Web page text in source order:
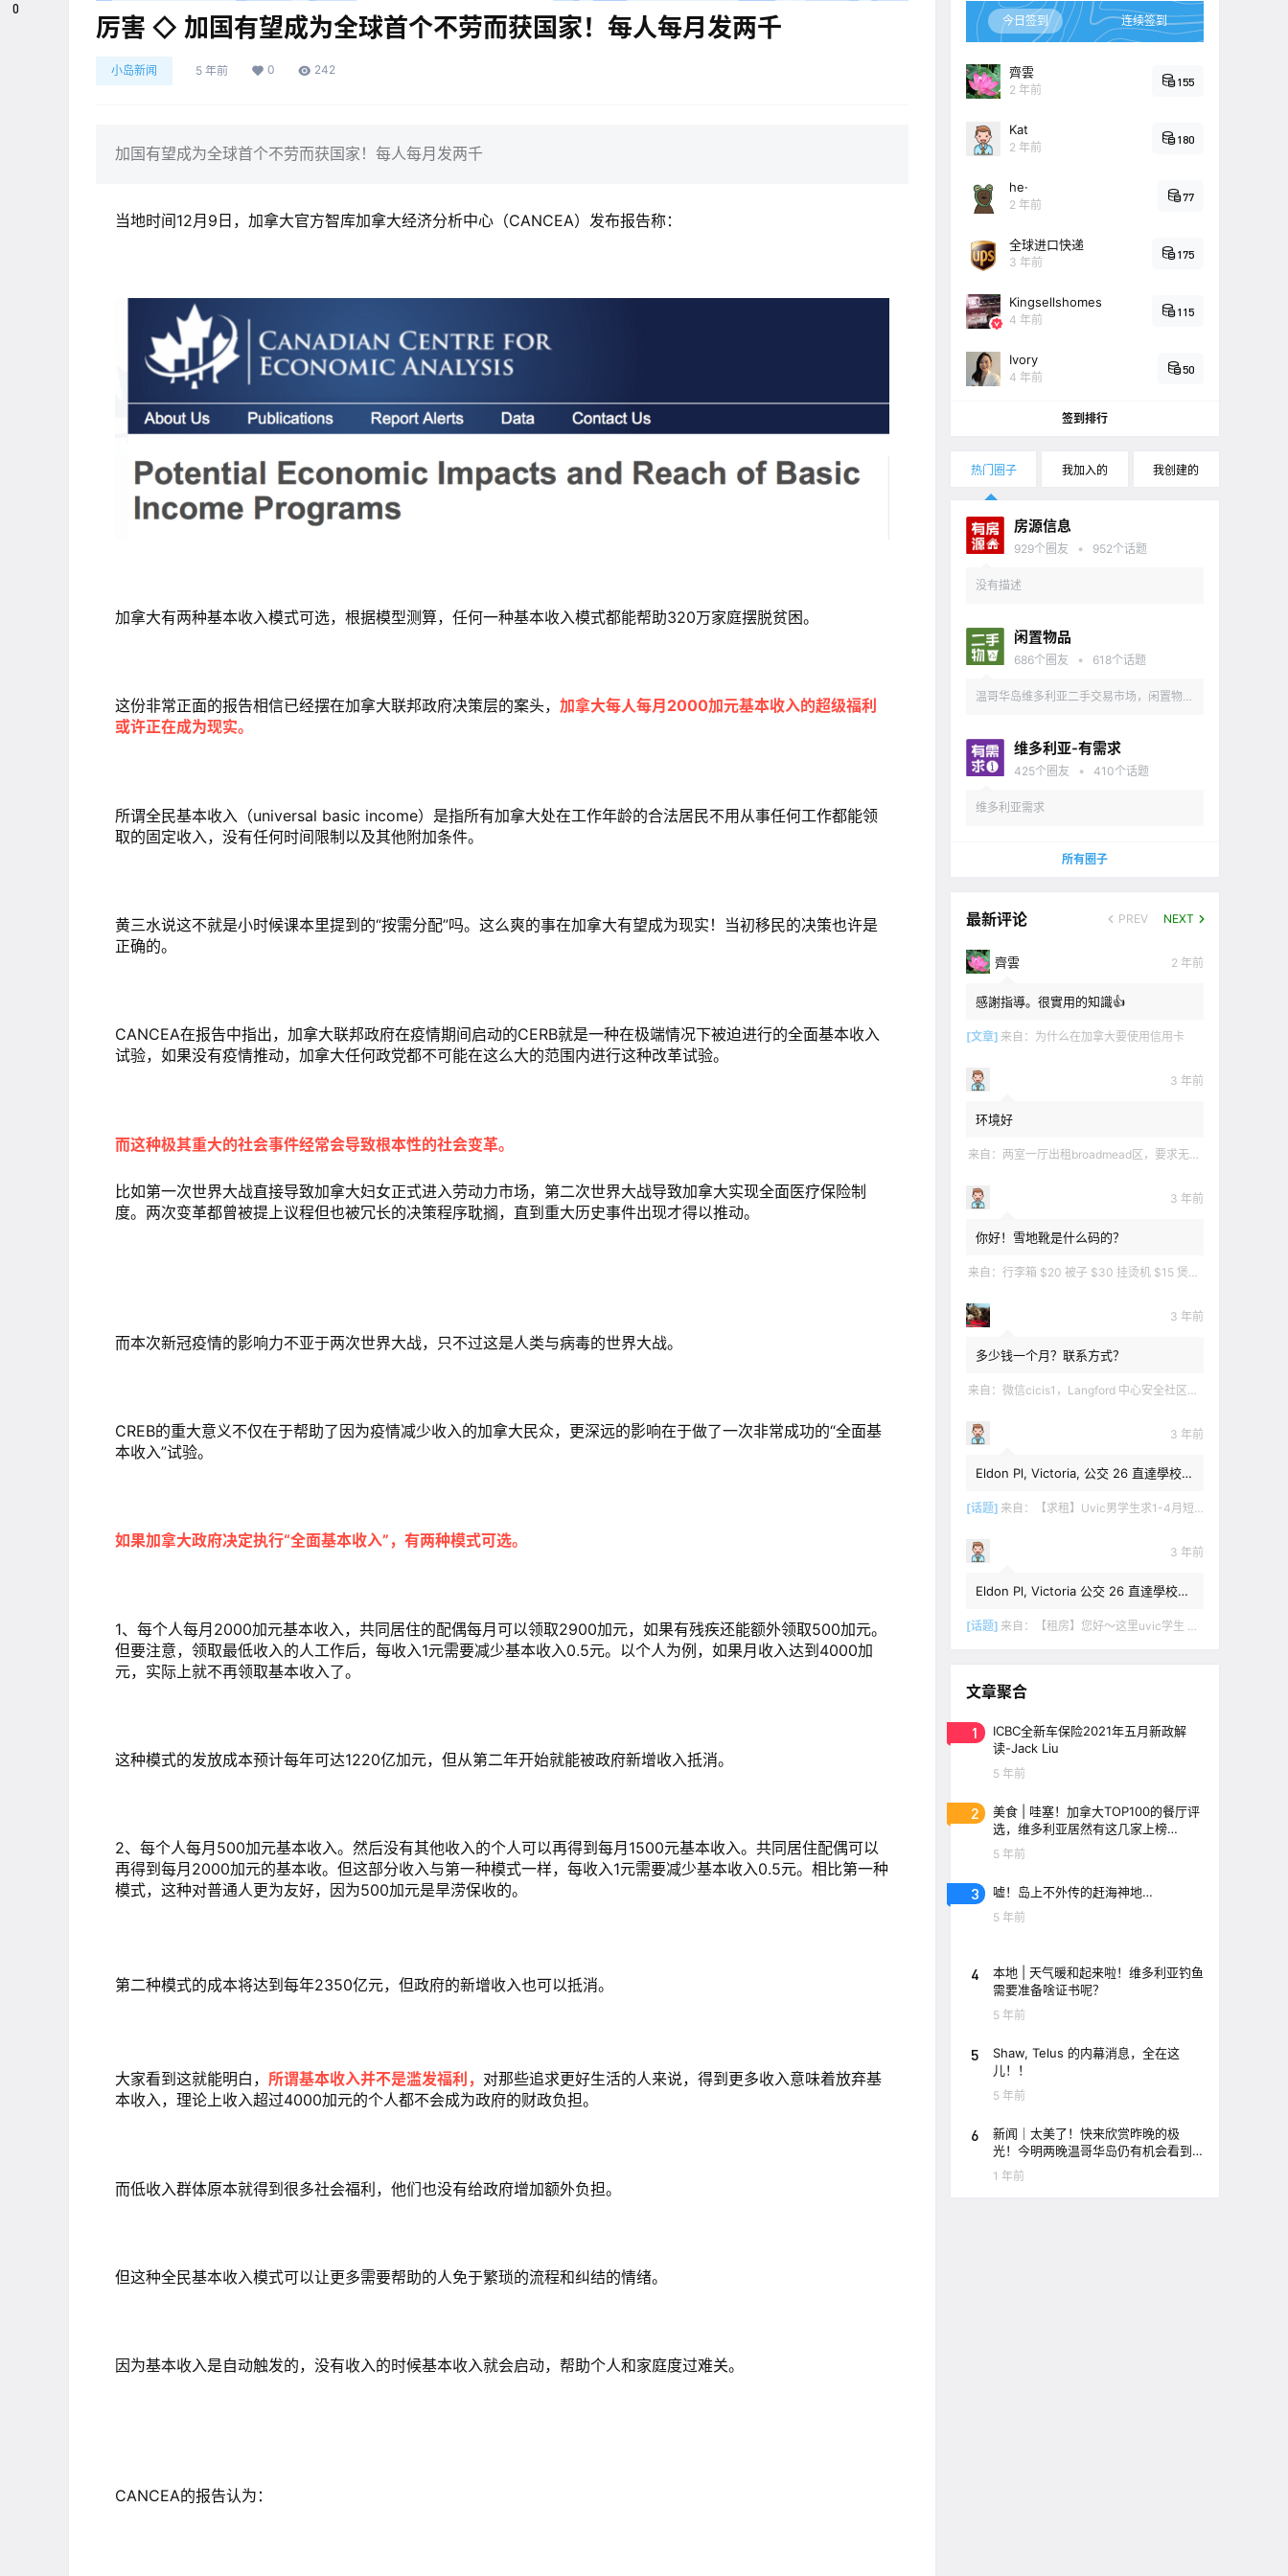
厉害 ◇ 加国有望成为全球首个不劳而获国家！每人每月发两千
小岛新闻 5 年前 0 242
加国有望成为全球首个不劳而获国家！每人每月发两千
当地时间12月9日，加拿大官方智库加拿大经济分析中心（CANCEA）发布报告称：
加拿大有两种基本收入模式可选，根据模型测算，任何一种基本收入模式都能帮助320万家庭摆脱贫困。
这份非常正面的报告相信已经摆在加拿大联邦政府决策层的案头， 加拿大每人每月2000加元基本收入的超级福利
或许正在成为现实。
所谓全民基本收入（universal basic income）是指所有加拿大处在工作年龄的合法居民不用从事任何工作都能领
取的固定收入，没有任何时间限制以及其他附加条件。
黄三水说这不就是小时候课本里提到的“按需分配”吗。这么爽的事在加拿大有望成为现实！当初移民的决策也许是
正确的。
CANCEA在报告中指出，加拿大联邦政府在疫情期间启动的CERB就是一种在极端情况下被迫进行的全面基本收入
试验，如果没有疫情推动，加拿大任何政党都不可能在这么大的范围内进行这种改革试验。
而这种极其重大的社会事件经常会导致根本性的社会变革。
比如第一次世界大战直接导致加拿大妇女正式进入劳动力市场，第二次世界大战导致加拿大实现全面医疗保险制
度。两次变革都曾被提上议程但也被冗长的决策程序耽搁，直到重大历史事件出现才得以推动。
而本次新冠疫情的影响力不亚于两次世界大战，只不过这是人类与病毒的世界大战。
CREB的重大意义不仅在于帮助了因为疫情减少收入的加拿大民众，更深远的影响在于做了一次非常成功的“全面基
本收入”试验。
如果加拿大政府决定执行“全面基本收入”，有两种模式可选。
1、每个人每月2000加元基本收入，共同居住的配偶每月可以领取2900加元，如果有残疾还能额外领取500加元。
但要注意，领取最低收入的人工作后，每收入1元需要减少基本收入0.5元。以个人为例，如果月收入达到4000加
元，实际上就不再领取基本收入了。
这种模式的发放成本预计每年可达1220亿加元，但从第二年开始就能被政府新增收入抵消。
2、每个人每月500加元基本收入。然后没有其他收入的个人可以再得到每月1500元基本收入。共同居住配偶可以
再得到每月2000加元的基本收。但这部分收入与第一种模式一样， 每收入1元需要减少基本收入0.5元。相比第一种
模式，这种对普通人更为友好，因为500加元是旱涝保收的。
第二种模式的成本将达到每年2350亿元，但政府的新增收入也可以抵消。
大家看到这就能明白， 所谓基本收入并不是滥发福利， 对那些追求更好生活的人来说，得到更多收入意味着放弃基
本收入，理论上收入超过4000加元的个人都不会成为政府的财政负担。
而低收入群体原本就得到很多社会福利，他们也没有给政府增加额外负担。
但这种全民基本收入模式可以让更多需要帮助的人免于繁琐的流程和纠结的情绪。
因为基本收入是自动触发的，没有收入的时候基本收入就会启动，帮助个人和家庭度过难关。
CANCEA的报告认为：
0
今日签到 连续签到
齊雲
2 年前
155
Kat
2 年前
180
he·
2 年前
77
全球进口快递
3 年前
175
Kingsellshomes
4 年前
115
Ivory
4 年前
50
签到排行
热门圈子 我加入的 我创建的
房源信息
929个圈友 • 952个话题
没有描述
闲置物品
686个圈友 • 618个话题
温哥华岛维多利亚二手交易市场，闲置物品
维多利亚-有需求
425个圈友 • 410个话题
维多利亚需求
所有圈子
最新评论 PREV NEXT
齊雲 2 年前
感謝指導。很實用的知識👍
[文章] 来自： 为什么在加拿大要使用信用卡
3 年前
环境好
来自： 两室一厅出租broadmead区，要求无烟无宠无麻无party，租金2200不包水电有意短信联系2508858496
3 年前
你好！雪地靴是什么码的？
来自： 行李箱 $20 被子 $30 挂烫机 $15 煲汤锅 $5 华夫饼机 $5 衣服 $5 雪地靴 $10 滑雪手套 $10 宜家衣物收纳 .
3 年前
多少钱一个月？联系方式？
来自： 微信cicis1，Langford 中心安全社区完全独立平地出入一室一厅一书房步行5分钟到公车站和商业圈 有后花园和.
3 年前
Eldon Pl, Victoria, 公交 26 直達學校，
[话题] 来自： 【求租】Uvic男学生求1-4月短租
3 年前
Eldon Pl, Victoria 公交 26 直達學校，
[话题] 来自： 【租房】您好～这里uvic学生 明年1月份开始 希望找个独立出入的 爱干净 谢谢！
文章聚合
1
ICBC全新车保险2021年五月新政解
读-Jack Liu
5 年前
2
美食 | 哇塞！加拿大TOP100的餐厅评
选，维多利亚居然有这几家上榜
了！！
5 年前
3 嘘！岛上不外传的赶海神地…
5 年前
4
本地 | 天气暖和起来啦！维多利亚钓鱼
需要准备啥证书呢？
5 年前
5
Shaw, Telus 的内幕消息，全在这
儿！！
5 年前
6
新闻｜太美了！快来欣赏昨晚的极
光！今明两晚温哥华岛仍有机会看到
极光哦！
1 年前